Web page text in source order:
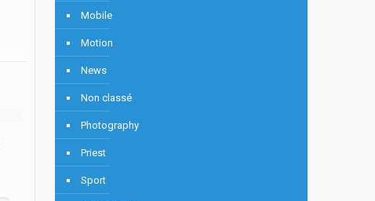
Mobile
Motion
News
Non classé
Photography
Priest
Sport